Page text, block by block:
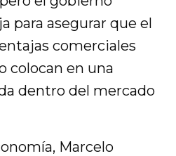
para asegurar que el
comerciales
colocan en una
dentro del mercado
Marcelo